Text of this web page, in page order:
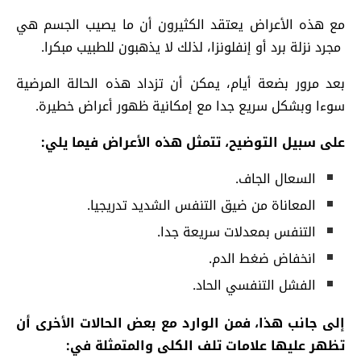
مع هذه الأعراض يعتقد الكثيرون أن ما يصيب الجسم هي
مجرد نزلة برد أو إنفلونزا، لذلك لا يذهبون للطبيب مبكرا.
بعد مرور بضعة أيام، يمكن أن تزداد هذه الحالة المرضية
سوءا وبشكل سريع جدا مع إمكانية ظهور أعراض خطيرة.
على سبيل التوضيح، تتمثل هذه الأعراض فيما يلي:
السعال الجاف.
المعاناة من ضيق التنفس الشديد تدريجيا.
التنفس بمعدلات سريعة جدا.
انخفاض ضغط الدم.
الفشل التنفسي الحاد.
إلى جانب هذا، فمن الوارد مع بعض الحالات الأخرى أن
تظهر عليها علامات تلف الكلى والمتمثلة في: